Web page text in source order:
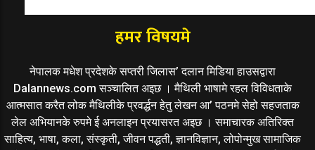
हमर विषयमे
नेपालक मधेश प्रदेशके सप्तरी जिलास’ दलान मिडिया हाउसद्वारा
Dalannews.com सञ्चालित अइछ । मैथिली भाषामे रहल विविधताके
आत्मसात करैत लोक मैथिलीके प्रवर्द्धन हेतु लेखन आ’ पठनमे सेहो सहजताक
लेल अभियानके रुपमे ई अनलाइन प्रयासरत अइछ । समाचारक अतिरिक्त
साहित्य, भाषा, कला, संस्कृती, जीवन पद्धती, ज्ञानविज्ञान, लोपोन्मुख सामाजिक